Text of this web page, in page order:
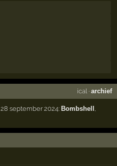
ical· archief
september 2024: Bombshell